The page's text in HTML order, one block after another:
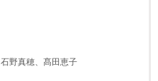
野真穂、髙田恵子